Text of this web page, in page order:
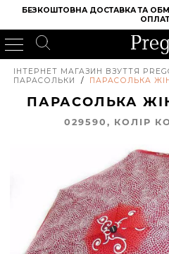
БЕЗКОШТОВНА ДОСТАВКА ТА
ІНТЕРНЕТ МАГАЗИН ВЗУТТЯ
ПАРАСОЛЬКИ
/ ПАРАСОЛЬКА
ПАРАСОЛЬКА
029590, КОЛIР